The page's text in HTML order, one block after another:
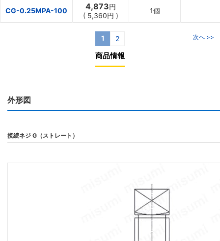
CG-0.25MPA-100 4,873円
( 5,360円 )
1個
1 2 次へ >>
商品情報
外形図
接続ネジ G（ストレート）